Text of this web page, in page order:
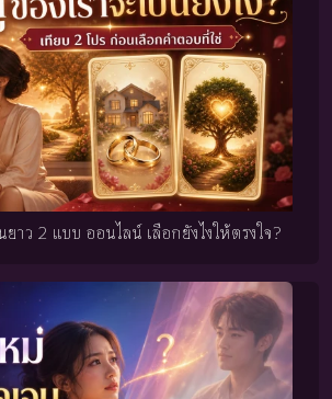
าว 2 แบบ ออนไลน์ เลือกยังไงให้ตรงใจ?